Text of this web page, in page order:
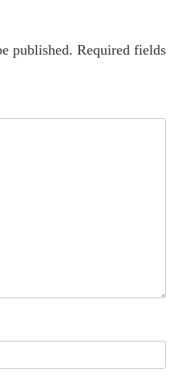
published. Required fields